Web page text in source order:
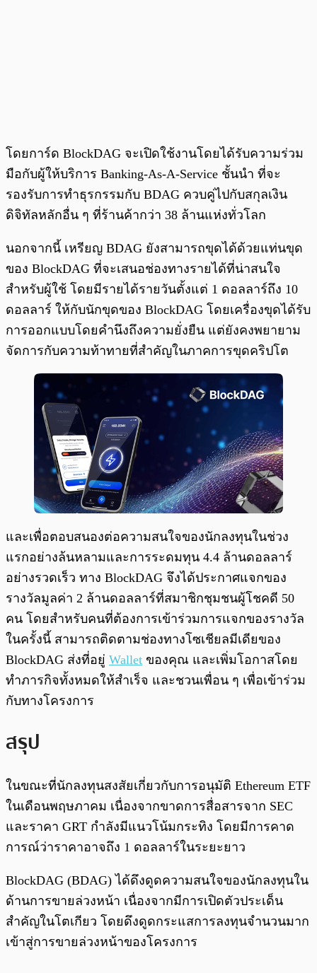
โดยการ์ด BlockDAG จะเปิดใช้งานโดยได้รับความร่วม
มือกับผู้ให้บริการ Banking-As-A-Service ชั้นนำ ที่จะ
รองรับการทำธุรกรรมกับ BDAG ควบคู่ไปกับสกุลเงิน
ดิจิทัลหลักอื่น ๆ ที่ร้านค้ากว่า 38 ล้านแห่งทั่วโลก
นอกจากนี้ เหรียญ BDAG ยังสามารถขุดได้ด้วยแท่นขุด
ของ BlockDAG ที่จะเสนอช่องทางรายได้ที่น่าสนใจ
สำหรับผู้ใช้ โดยมีรายได้รายวันตั้งแต่ 1 ดอลลาร์ถึง 10
ดอลลาร์ ให้กับนักขุดของ BlockDAG โดยเครื่องขุดได้รับ
การออกแบบโดยคำนึงถึงความยั่งยืน แต่ยังคงพยายาม
จัดการกับความท้าทายที่สำคัญในภาคการขุดคริปโต
​และเพื่อตอบสนองต่อความสนใจของนักลงทุนในช่วง
แรกอย่างล้นหลามและการระดมทุน 4.4 ล้านดอลลาร์
อย่างรวดเร็ว ทาง BlockDAG จึงได้ประกาศแจกของ
รางวัลมูลค่า 2 ล้านดอลลาร์ที่สมาชิกชุมชนผู้โชคดี 50
คน โดยสำหรับคนที่ต้องการเข้าร่วมการแจกของรางวัล
ในครั้งนี้ สามารถติดตามช่องทางโซเชียลมีเดียของ
BlockDAG ส่งที่อยู่ Wallet ของคุณ และเพิ่มโอกาสโดย
ทำภารกิจทั้งหมดให้สำเร็จ และชวนเพื่อน ๆ เพื่อเข้าร่วม
กับทางโครงการ
สรุป
ในขณะที่นักลงทุนสงสัยเกี่ยวกับการอนุมัติ Ethereum ETF
ในเดือนพฤษภาคม เนื่องจากขาดการสื่อสารจาก SEC
และราคา GRT กำลังมีแนวโน้มกระทิง โดยมีการคาด
การณ์ว่าราคาอาจถึง 1 ดอลลาร์ในระยะยาว
BlockDAG (BDAG) ได้ดึงดูดความสนใจของนักลงทุนใน
ด้านการขายล่วงหน้า เนื่องจากมีการเปิดตัวประเด็น
สำคัญในโตเกียว โดยดึงดูดกระแสการลงทุนจำนวนมาก
เข้าสู่การขายล่วงหน้าของโครงการ